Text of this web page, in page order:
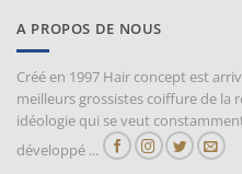
A PROPOS DE NOUS
Créé en 1997 Hair concept est
meilleurs grossistes coiffure de la
idéologie qui se veut
développé ...